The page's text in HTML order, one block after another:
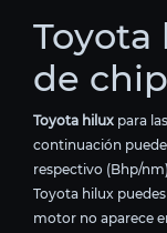
Toyota
de
Toyota hilux para
continuación
respectivo (Bhp/
Toyota hilux
motor no aparece